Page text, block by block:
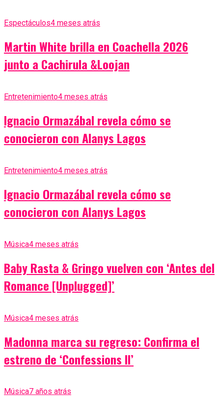
Espectáculos4 meses atrás
Martin White brilla en Coachella 2026
junto a Cachirula &Loojan
Entretenimiento4 meses atrás
Ignacio Ormazábal revela cómo se
conocieron con Alanys Lagos
Entretenimiento4 meses atrás
Ignacio Ormazábal revela cómo se
conocieron con Alanys Lagos
Música4 meses atrás
Baby Rasta & Gringo vuelven con ‘Antes del
Romance [Unplugged]’
Música4 meses atrás
Madonna marca su regreso: Confirma el
estreno de ‘Confessions II’
Música7 años atrás